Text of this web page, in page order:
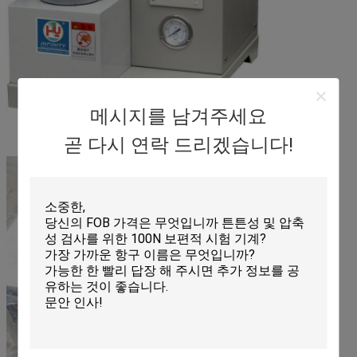
메시지를 남겨주세요
곧 다시 연락 드리겠습니다!